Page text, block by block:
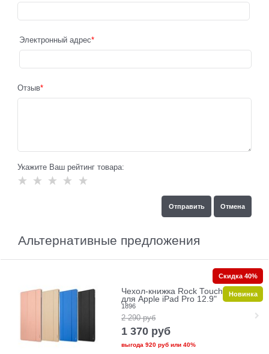
Электронный адрес
Отзыв
Укажите Ваш рейтинг товара:
Альтернативные предложения
Чехол-книжка Rock Touch Series
для Apple iPad Pro 12.9"
1896
2 290 руб
1 370 руб
выгода 920 рубили 40%
Скидка 40%
Новинка